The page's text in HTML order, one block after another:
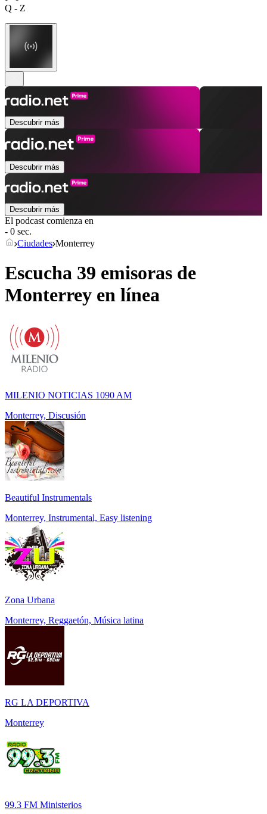
Q - Z
Descubrir más
Descubrir más
Descubrir más
El podcast comienza en
- 0 sec.
Ciudades Monterrey
Escucha 39 emisoras de
Monterrey en línea
MILENIO NOTICIAS 1090 AM
Monterrey, Discusión
Beautiful Instrumentals
Monterrey, Instrumental, Easy listening
Zona Urbana
Monterrey, Reggaetón, Música latina
RG LA DEPORTIVA
Monterrey
99.3 FM Ministerios